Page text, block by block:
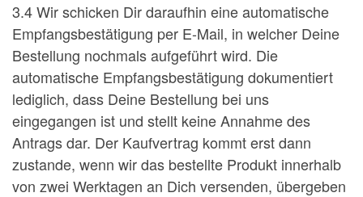
3.4 Wir schicken Dir daraufhin eine automatische
Empfangsbestätigung per E-Mail, in welcher Deine
Bestellung nochmals aufgeführt wird. Die
automatische Empfangsbestätigung dokumentiert
lediglich, dass Deine Bestellung bei uns
eingegangen ist und stellt keine Annahme des
Antrags dar. Der Kaufvertrag kommt erst dann
zustande, wenn wir das bestellte Produkt innerhalb
von zwei Werktagen an Dich versenden, übergeben